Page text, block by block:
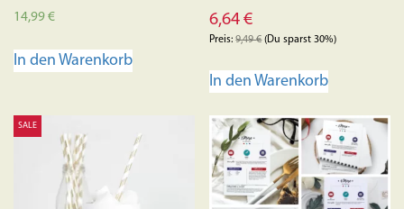
14,99€
In den Warenkorb
6,64€
Preis:9,49€(Du sparst 30%)
In den Warenkorb
SALE